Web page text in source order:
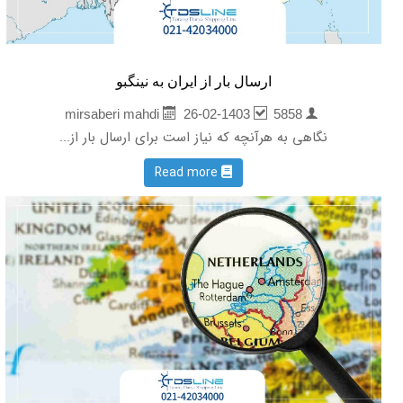
ارسال بار از ایران به نینگبو
mirsaberi mahdi
26-02-1403 5858
نگاهی به هرآنچه که نیاز است برای ارسال بار از...
Read more